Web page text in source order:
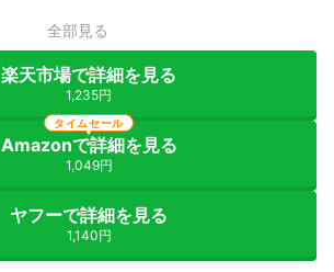
全部見る
楽天市場で詳細を見る
1,235円
Amazonで詳細を見る
1,049円
タイムセール
ヤフーで詳細を見る
1,140円